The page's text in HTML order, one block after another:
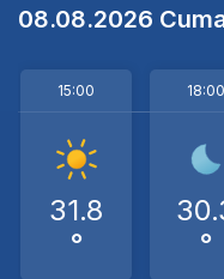
08.08.2026
15:00
31.8
°
18:00
°